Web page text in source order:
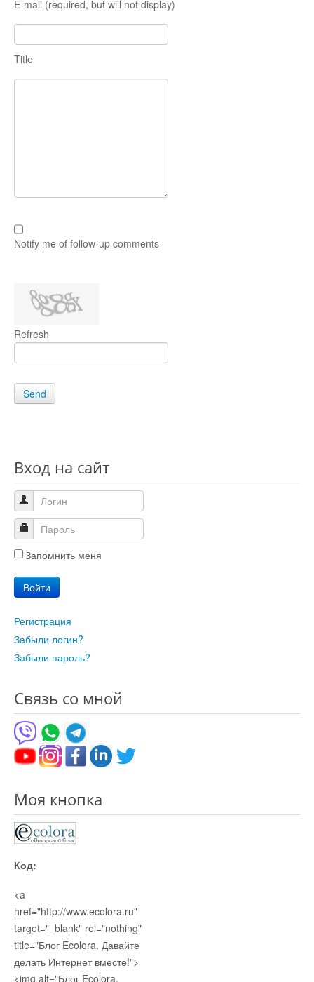
E-mail (required, but will not display)
Title
Notify me of follow-up comments
Refresh
Send
Вход на сайт
Запомнить меня
Войти
Регистрация
Забыли логин?
Забыли пароль?
Связь со мной
Моя кнопка
Код:
<a
href="http://www.ecolora.ru"
target="_blank" rel="nothing"
title="Блог Ecolora. Давайте
делать Интернет вместе!">
<img alt="Блог Ecolora.